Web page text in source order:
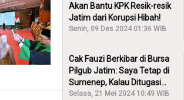
Akan Bantu KPK Resik-resik
Jatim dari Korupsi Hibah!
Senin, 09 Des 2024 01:36 WIB
Cak Fauzi Berkibar di Bursa
Pilgub Jatim: Saya Tetap di
Sumenep, Kalau Ditugasi
Partai Lain Cerita!
Selasa, 21 Mei 2024 10:49 WIB